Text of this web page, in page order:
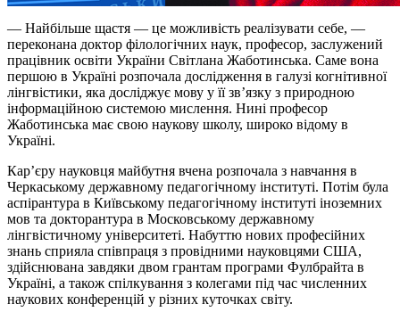
— Найбільше щастя — це можливість реалізувати себе, —
переконана доктор філологічних наук, професор, заслужений
працівник освіти України Світлана Жаботинська. Саме вона
першою в Україні розпочала дослідження в галузі когнітивної
лінгвістики, яка досліджує мову у її зв’язку з природною
інформаційною системою мислення. Нині професор
Жаботинська має свою наукову школу, широко відому в
Україні.
Кар’єру науковця майбутня вчена розпочала з навчання в
Черкаському державному педагогічному інституті. Потім була
аспірантура в Київському педагогічному інституті іноземних
мов та докторантура в Московському державному
лінгвістичному університеті. Набуттю нових професійних
знань сприяла співпраця з провідними науковцями США,
здійснювана завдяки двом грантам програми Фулбрайта в
Україні, а також спілкування з колегами під час численних
наукових конференцій у різних куточках світу.